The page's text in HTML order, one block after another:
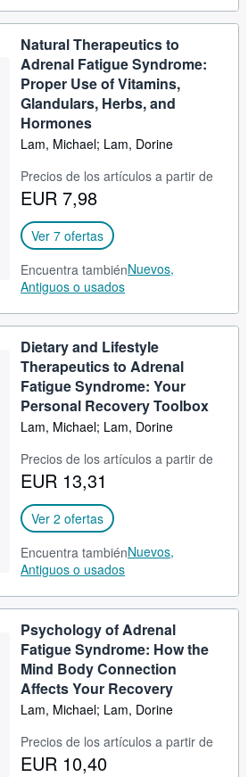
Natural Therapeutics to
Adrenal Fatigue Syndrome:
Proper Use of Vitamins,
Glandulars, Herbs, and
Hormones
Lam, Michael; Lam, Dorine
Precios de los artículos a partir de
EUR 7,98
Ver 7 ofertas
Encuentra tambiénNuevos,
Antiguos o usados
Dietary and Lifestyle
Therapeutics to Adrenal
Fatigue Syndrome: Your
Personal Recovery Toolbox
Lam, Michael; Lam, Dorine
Precios de los artículos a partir de
EUR 13,31
Ver 2 ofertas
Encuentra tambiénNuevos,
Antiguos o usados
Psychology of Adrenal
Fatigue Syndrome: How the
Mind Body Connection
Affects Your Recovery
Lam, Michael; Lam, Dorine
Precios de los artículos a partir de
EUR 10,40